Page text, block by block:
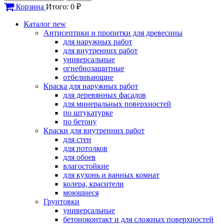
Корзина Итого: 0 ₽
Каталог new
Антисептики и пропитки для древесины
для наружных работ
для внутренних работ
универсальные
огнебиозащитные
отбеливающие
Краска для наружных работ
для деревянных фасадов
для минеральных поверхностей
по штукатурке
по бетону
Краски для внутренних работ
для стен
для потолков
для обоев
влагостойкие
для кухонь и ванных комнат
колера, красители
моющиеся
Грунтовки
универсальные
бетоноконтакт и для сложных поверхностей